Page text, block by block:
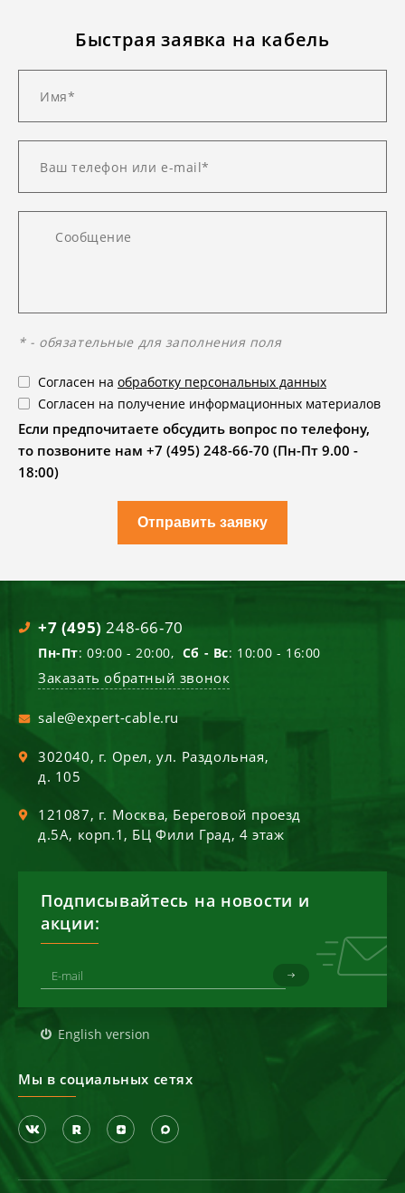
Быстрая заявка на кабель
* - обязательные для заполнения поля
Согласен на обработку персональных данных
Согласен на получение информационных материалов
Если предпочитаете обсудить вопрос по телефону,
то позвоните нам +7 (495) 248-66-70 (Пн-Пт 9.00 -
18:00)
Отправить заявку
+7 (495) 248-66-70
Пн-Пт: 09:00 - 20:00, Сб - Вс: 10:00 - 16:00
Заказать обратный звонок
sale@expert-cable.ru
302040, г. Орел,ул. Раздольная,
д. 105
121087, г. Москва, Береговой проезд
д.5А, корп.1, БЦ Фили Град, 4 этаж
Подписывайтесь на новости и
акции:
English version
Мы в социальных сетях